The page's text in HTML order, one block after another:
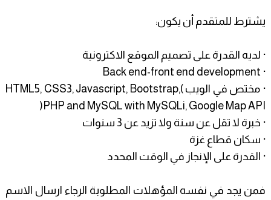
يشترط للمتقدم أن يكون:
· لديه القدرة على تصميم الموقع الاكترونية
· Back end-front end development
· مختص في الويب )HTML5, CSS3, Javascript, Bootstrap,
PHP and MySQL with MySQLi, Google Map API(
· خبرة لا تقل عن سنة ولا تزيد عن 3 سنوات
· سكان قطاع غزة
· القدرة على الإنجاز في الوقت المحدد
فمن يجد في نفسه المؤهلات المطلوبة الرجاء ارسال الاسم